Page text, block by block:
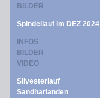
BILDER
Spindellauf im DEZ 2024
INFOS
BILDER
VIDEO
Silvesterlauf
Sandharlanden